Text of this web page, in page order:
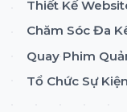
Thiết Kế
Chăm Sóc Đa
Quay Phim
Tổ Chức Sự Kiện